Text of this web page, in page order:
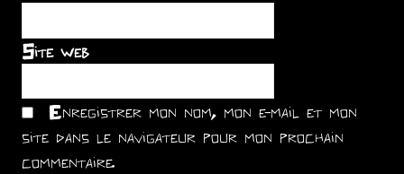
Site web
Enregistrer mon nom, mon e-mail et mon
site dans le navigateur pour mon prochain
commentaire.